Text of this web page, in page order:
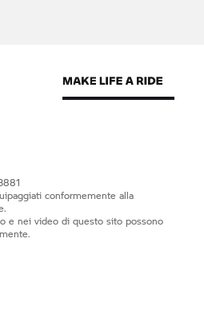
conformemente alla
e nei video di questo sito possono